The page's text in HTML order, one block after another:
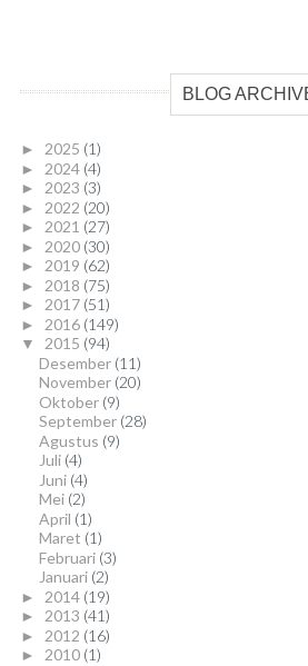
BLOG
► 2025 (1)
► 2024 (4)
► 2023 (3)
► 2022 (20)
► 2021 (27)
► 2020 (30)
► 2019 (62)
► 2018 (75)
► 2017 (51)
► 2016 (149)
▼ 2015 (94)
Desember (11)
November (20)
Oktober (9)
September (28)
Agustus (9)
Juli (4)
Juni (4)
Mei (2)
April (1)
Maret (1)
Februari (3)
Januari (2)
► 2014 (19)
► 2013 (41)
► 2012 (16)
► 2010 (1)